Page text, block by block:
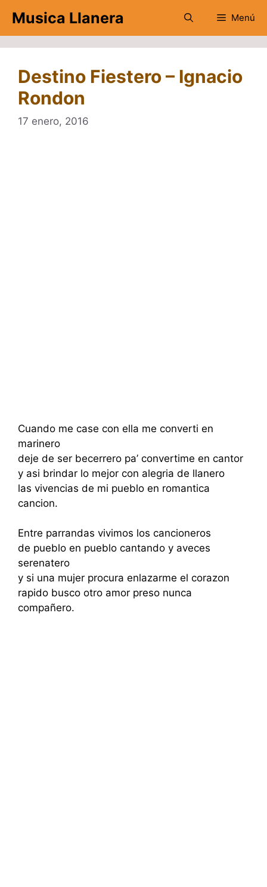
contenido
Musica Llanera Menú
Destino Fiestero – Ignacio
Rondon
17 enero, 2016
Cuando me case con ella me converti en
marinero
deje de ser becerrero pa’ convertime en cantor
y asi brindar lo mejor con alegria de llanero
las vivencias de mi pueblo en romantica
cancion.
Entre parrandas vivimos los cancioneros
de pueblo en pueblo cantando y aveces
serenatero
y si una mujer procura enlazarme el corazon
rapido busco otro amor preso nunca
compañero.